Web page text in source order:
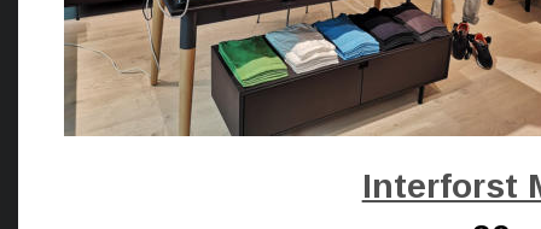
Interforst